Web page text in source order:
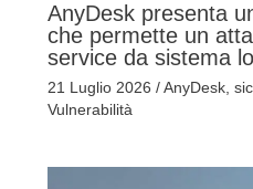
AnyDesk presenta
che permette un
service da sistema
21 Luglio 2026 /AnyDesk,
Vulnerabilità